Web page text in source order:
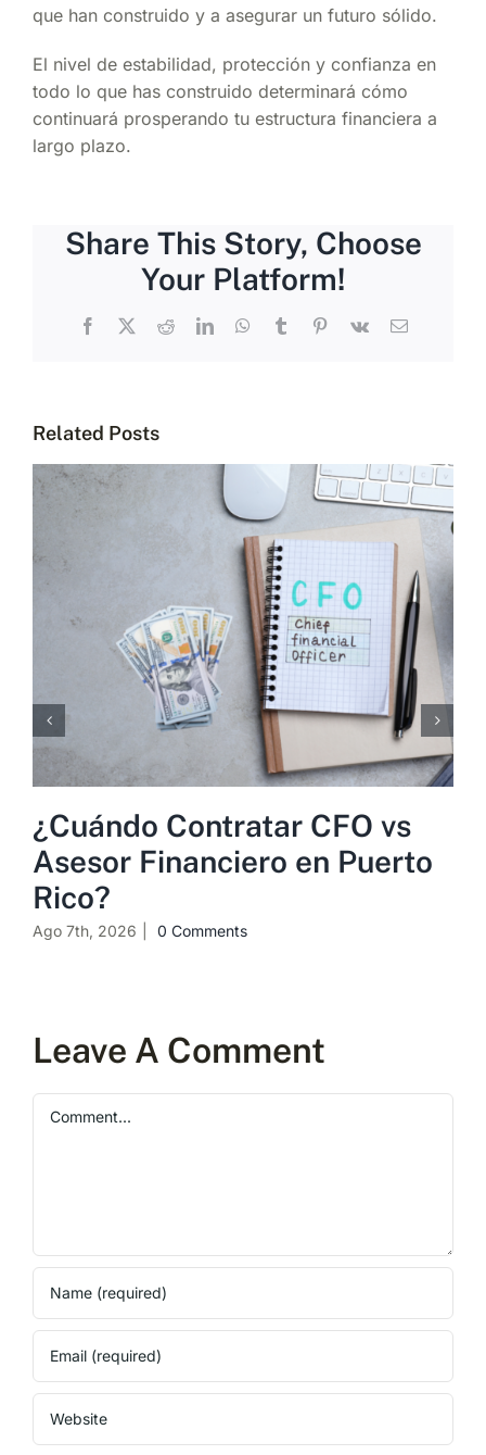
que han construido y a asegurar un futuro sólido.
El nivel de estabilidad, protección y confianza en
todo lo que has construido determinará cómo
continuará prosperando tu estructura financiera a
largo plazo.
Share This Story, Choose
Your Platform!
Facebook
X RedditLinkedInWhatsApp
TumblrPinterest
Vk Email
Related Posts
¿Cuándo Contratar CFO vs
Asesor Financiero en Puerto
Rico?
Ago 7th, 2026 0 Comments
Leave A Comment